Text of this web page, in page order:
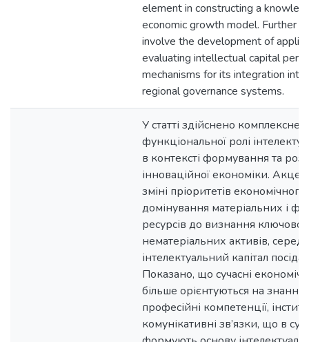
element in constructing a
economic growth model. Further
involve the development of
evaluating intellectual capital
mechanisms for its integration
regional governance systems.
У статті здійснено комплексне
функціональної ролі
в контексті формування та
інноваційної економіки.
зміні пріоритетів
домінування матеріальних і
ресурсів до визнання ключової
нематеріальних активів, серед
інтелектуальний капітал
Показано, що сучасні
більше орієнтуються на знання,
професійні компетенції,
комунікативні зв’язки, що в